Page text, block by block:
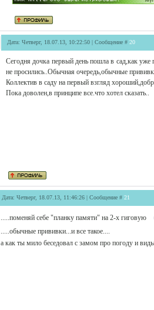
Он добавил, что по прогнозам к концу 2015
необходимо провести в каждом
Гуськов.
"Дорожные карты необходимо
планирования действенных мер по
Он отметил, что финансирование для
реконструкцию и капремонт детсадов из
рублей из областного бюджета на оснащение
Дата: Четверг, 18.07.13, 10:22:50 | Сообщение # 20
Сегодня дочка первый день пошла в сад,как уже
не просились..Обычная очередь,обычные
Коллектив в саду на первый взгляд
Пока доволен,в принципе все.что хотел сказать..
Дата: Четверг, 18.07.13, 11:46:26 | Сообщение # 21
.....поменяй себе "планку памяти" на 2-х гиговую
.....обычные прививки...и все такое....
а как ты мило беседовал с замом про погоду и